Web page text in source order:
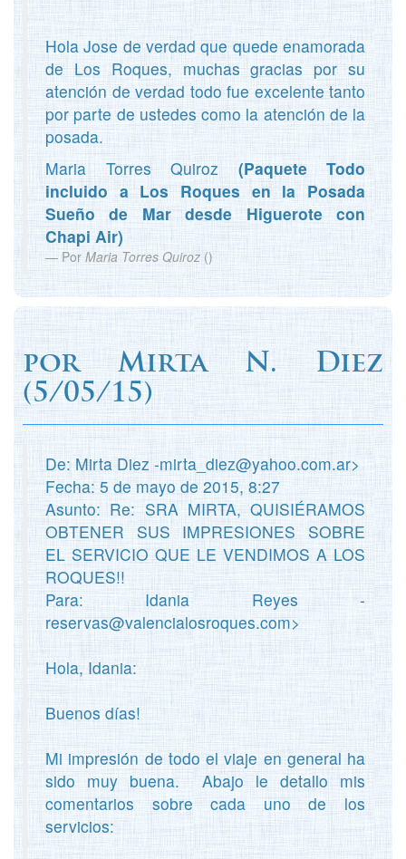
Hola Jose de verdad que quede enamorada
de Los Roques, muchas gracias por su
atención de verdad todo fue excelente tanto
por parte de ustedes como la atención de la
posada.
Maria Torres Quiroz (Paquete Todo
incluido a Los Roques en la Posada
Sueño de Mar desde Higuerote con
Chapi Air)
Por Maria Torres Quiroz ()
porMirta N. Diez
(5/05/15)
De: Mirta Diez -mirta_diez@yahoo.com.ar>
Fecha: 5 de mayo de 2015, 8:27
Asunto: Re: SRA MIRTA, QUISIÉRAMOS
OBTENER SUS IMPRESIONES SOBRE
EL SERVICIO QUE LE VENDIMOS A LOS
ROQUES!!
Para: Idania Reyes -
reservas@valencialosroques.com>
Hola, Idania:
Buenos días!
Mi impresión de todo el viaje en general ha
sido muy buena. Abajo le detallo mis
comentarios sobre cada uno de los
servicios: